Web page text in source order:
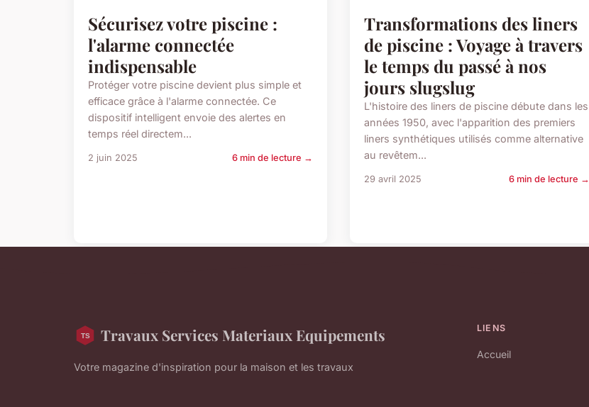
Sécurisez votre piscine :
l'alarme connectée
indispensable
Protéger votre piscine devient plus simple et
efficace grâce à l'alarme connectée. Ce
dispositif intelligent envoie des alertes en
temps réel directem...
2 juin 2025 6 min de lecture →
Transformations des liners
de piscine : Voyage à travers
le temps du passé à nos
jours slugslug
L'histoire des liners de piscine débute dans les
années 1950, avec l'apparition des premiers
liners synthétiques utilisés comme alternative
au revêtem...
29 avril 2025 6 min de lecture →
Travaux Services Materiaux Equipements
Votre magazine d'inspiration pour la maison et les travaux
LIENS
Accueil